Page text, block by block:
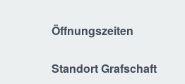
Öffnungszeiten
Standort Grafschaft